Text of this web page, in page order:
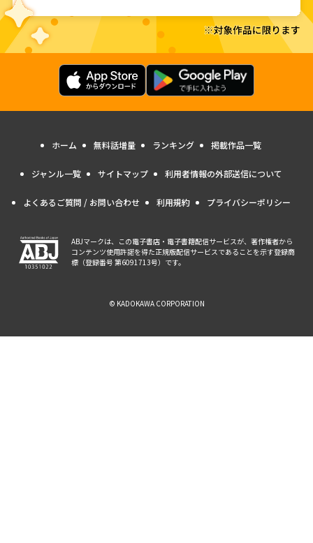
ホーム 無料話増量 ランキング 掲載作品一覧
ジャンル一覧 サイトマップ 利用者情報の外部送信について
よくあるご質問 / お問い合わせ 利用規約 プライバシーポリシー
ABJマークは、この電子書店・電子書籍配信サービスが、著作権者から
コンテンツ使用許諾を得た正規版配信サービスであることを示す登録商
標（登録番号 第6091713号）です。
© KADOKAWA CORPORATION